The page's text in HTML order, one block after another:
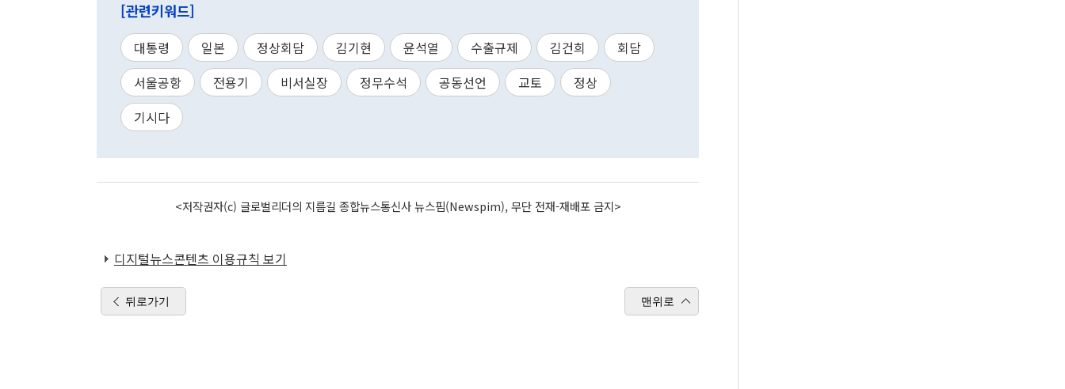
[관련키워드]
대통령 일본 정상회담 김기현 윤석열 수출규제 김건희
회담
서울공항
전용기 비서실장 정무수석 공동선언 교토
정상
기시다
<저작권자(c) 글로벌리더의 지름길 종합뉴스통신사 뉴스핌(Newspim), 무단 전재-재배포 금지>
디지털뉴스콘텐츠 이용규칙 보기
뒤로가기 맨위로